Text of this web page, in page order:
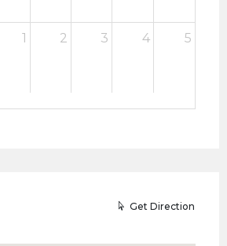
1 2 3 4 5
Get Direction